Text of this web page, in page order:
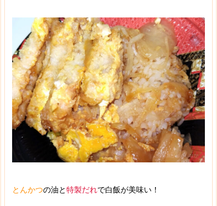
とんかつの油と特製だれで白飯が美味い！